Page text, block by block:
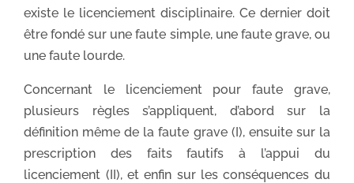
existe le licenciement disciplinaire. Ce dernier doit
être fondé sur une faute simple, une faute grave, ou
une faute lourde.
Concernant le licenciement pour faute grave,
plusieurs règles s’appliquent, d’abord sur la
définition même de la faute grave (I), ensuite sur la
prescription des faits fautifs à l’appui du
licenciement (II), et enfin sur les conséquences du